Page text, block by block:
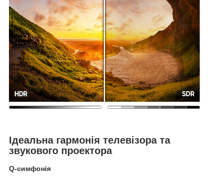
Ідеальна гармонія телевізора та
звукового проектора
Q-симфонія